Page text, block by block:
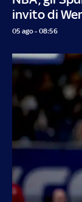
invito di
05 ago - 08:56